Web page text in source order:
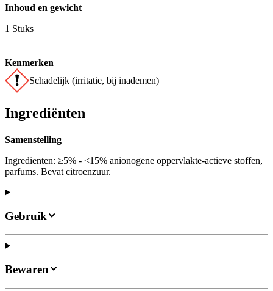
Inhoud en gewicht
1 Stuks
Kenmerken
Schadelijk (irritatie, bij inademen)
Ingrediënten
Samenstelling
Ingredienten: ≥5% - <15% anionogene oppervlakte-actieve stoffen,
parfums. Bevat citroenzuur.
Gebruik
Bewaren